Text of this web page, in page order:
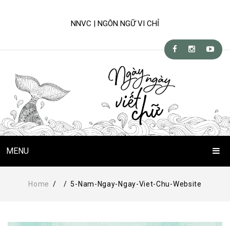
NNVC | NGÔN NGỮ VI CHỈ
MENU
Trang Chủ
Kỹ-nghệ viết
Home / / 5-Nam-Ngay-Ngay-Viet-Chu-Website